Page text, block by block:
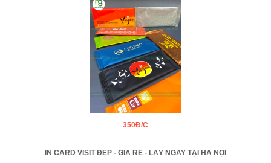
350Đ/C
IN CARD VISIT ĐẸP - GIÁ RẺ - LẤY NGAY TẠI HÀ NỘI